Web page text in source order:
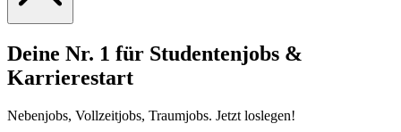
Deine Nr. 1 für Studentenjobs &
Karrierestart
Nebenjobs, Vollzeitjobs, Traumjobs. Jetzt loslegen!